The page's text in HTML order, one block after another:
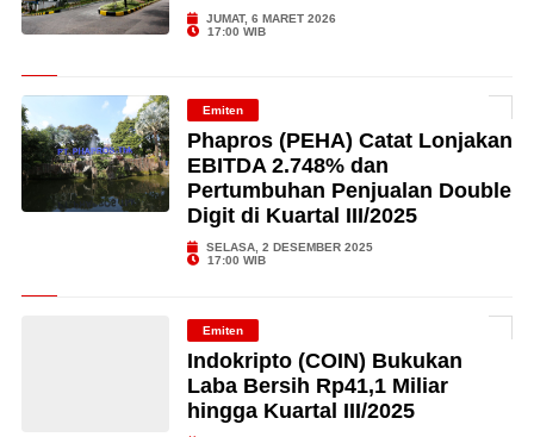
JUMAT, 6 MARET 2026
17:00 WIB
Emiten
Phapros (PEHA) Catat Lonjakan
EBITDA 2.748% dan
Pertumbuhan Penjualan Double
Digit di Kuartal III/2025
SELASA, 2 DESEMBER 2025
17:00 WIB
Emiten
Indokripto (COIN) Bukukan
Laba Bersih Rp41,1 Miliar
hingga Kuartal III/2025